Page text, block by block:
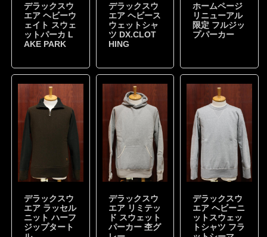
デラックスウ
エア ヘビーウ
ェイト スウェ
ットパーカ L
AKE PARK
デラックスウ
エア ヘビース
ウェットシャ
ツ DX.CLOT
HING
ホームページ
リニューアル
限定 フルジッ
プパーカー
デラックスウ
エア ラッセル
ニット ハーフ
ジップタート
デラックスウ
エア リミテッ
ド スウェット
パーカー 杢グ
デラックスウ
エア ヘビーニ
ットスウェッ
トシャツ フラ